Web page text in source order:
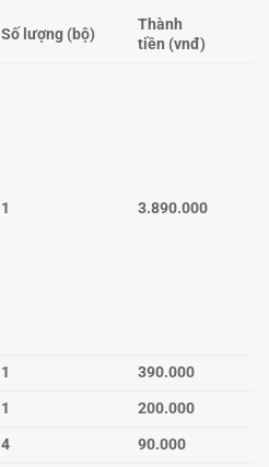
Số lượng (bộ)
Thành
tiền (vnđ)
1 3.890.000
1
390.000
1
200.000
4
90.000